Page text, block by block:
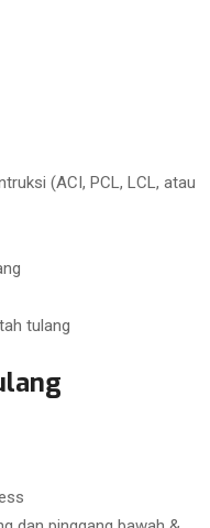
(ACI, PCL, LCL, atau
tulang